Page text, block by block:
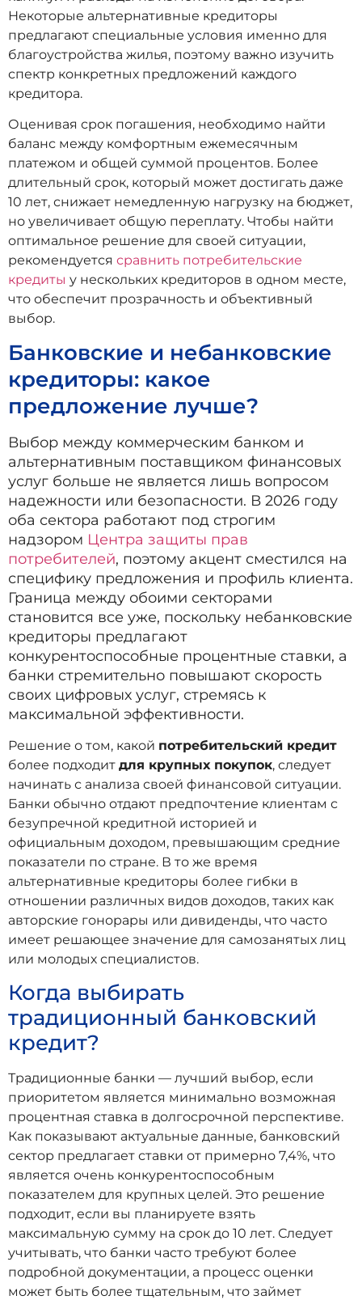
Некоторые альтернативные кредиторы
предлагают специальные условия именно для
благоустройства жилья, поэтому важно изучить
спектр конкретных предложений каждого
кредитора.
Оценивая срок погашения, необходимо найти
баланс между комфортным ежемесячным
платежом и общей суммой процентов. Более
длительный срок, который может достигать даже
10 лет, снижает немедленную нагрузку на бюджет,
но увеличивает общую переплату. Чтобы найти
оптимальное решение для своей ситуации,
рекомендуется сравнить потребительские
кредиты у нескольких кредиторов в одном месте,
что обеспечит прозрачность и объективный
выбор.
Банковские и небанковские
кредиторы: какое
предложение лучше?
Выбор между коммерческим банком и
альтернативным поставщиком финансовых
услуг больше не является лишь вопросом
надежности или безопасности. В 2026 году
оба сектора работают под строгим
надзором Центра защиты прав
потребителей, поэтому акцент сместился на
специфику предложения и профиль клиента.
Граница между обоими секторами
становится все уже, поскольку небанковские
кредиторы предлагают
конкурентоспособные процентные ставки, а
банки стремительно повышают скорость
своих цифровых услуг, стремясь к
максимальной эффективности.
Решение о том, какой потребительский кредит
более подходит для крупных покупок, следует
начинать с анализа своей финансовой ситуации.
Банки обычно отдают предпочтение клиентам с
безупречной кредитной историей и
официальным доходом, превышающим средние
показатели по стране. В то же время
альтернативные кредиторы более гибки в
отношении различных видов доходов, таких как
авторские гонорары или дивиденды, что часто
имеет решающее значение для самозанятых лиц
или молодых специалистов.
Когда выбирать
традиционный банковский
кредит?
Традиционные банки — лучший выбор, если
приоритетом является минимально возможная
процентная ставка в долгосрочной перспективе.
Как показывают актуальные данные, банковский
сектор предлагает ставки от примерно 7,4%, что
является очень конкурентоспособным
показателем для крупных целей. Это решение
подходит, если вы планируете взять
максимальную сумму на срок до 10 лет. Следует
учитывать, что банки часто требуют более
подробной документации, а процесс оценки
может быть более тщательным, что займет